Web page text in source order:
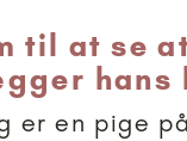
til at se
hans
er en pige